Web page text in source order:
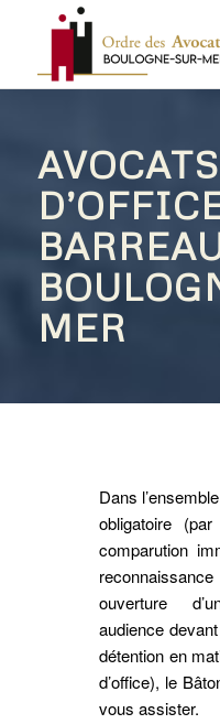
MER
Dans
obligatoire
comparution
ouverture
audience
détention en
d’office), le
vous assister.